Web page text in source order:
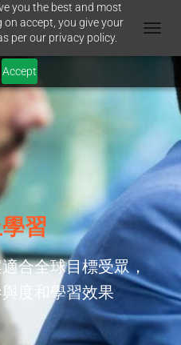
you the best and most
on accept, you give your
per our privacy policy.
Accept
O
G
V
G
A
T
I
N
習
合全球目標受眾，
度和學習效果